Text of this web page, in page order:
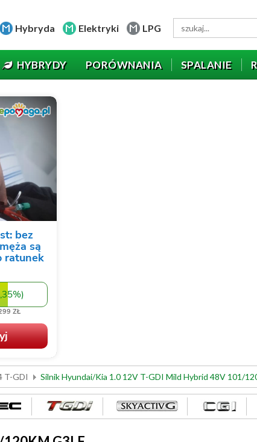
Hybryda Elektryki LPG
HYBRYDY PORÓWNANIA SPALANIE
T-GDI Silnik Hyundai/Kia 1.0 12V T-GDI Mild Hybrid 48V 101/